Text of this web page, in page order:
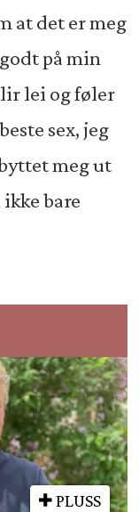
at det er meg
på min
lei og føler
sex, jeg
meg ut
bare
PLUSS